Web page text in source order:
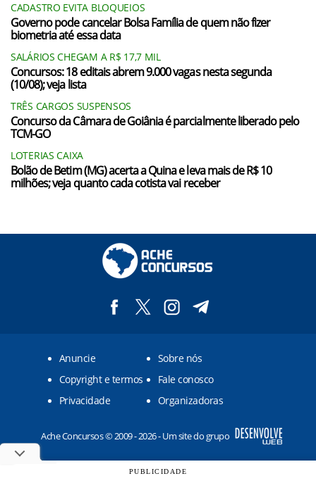
CADASTRO EVITA BLOQUEIOS
Governo pode cancelar Bolsa Família de quem não fizer
biometria até essa data
SALÁRIOS CHEGAM A R$ 17,7 MIL
Concursos: 18 editais abrem 9.000 vagas nesta segunda
(10/08); veja lista
TRÊS CARGOS SUSPENSOS
Concurso da Câmara de Goiânia é parcialmente liberado pelo
TCM-GO
LOTERIAS CAIXA
Bolão de Betim (MG) acerta a Quina e leva mais de R$ 10
milhões; veja quanto cada cotista vai receber
Anuncie
Sobre nós
Copyright e termos
Fale conosco
Privacidade
Organizadoras
Ache Concursos © 2009 - 2026 - Um site do grupo
PUBLICIDADE